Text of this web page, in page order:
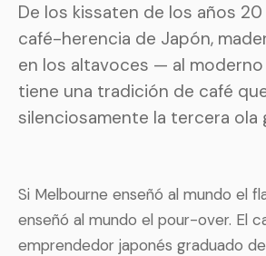
De los kissaten de los años
café-herencia de Japón,
en los altavoces — al moderno
tiene una tradición de café
silenciosamente la tercera ola
Si Melbourne enseñó al mundo el
enseñó al mundo el pour-over. El
emprendedor japonés graduado